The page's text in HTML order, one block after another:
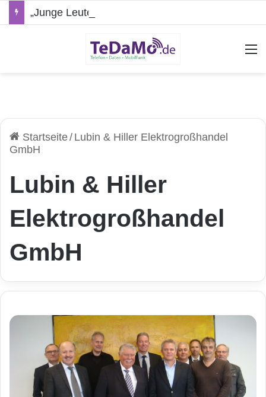
Startseite/ Lubin & Hiller Elektrogroßhandel
GmbH
Lubin & Hiller
Elektrogroßhandel
GmbH